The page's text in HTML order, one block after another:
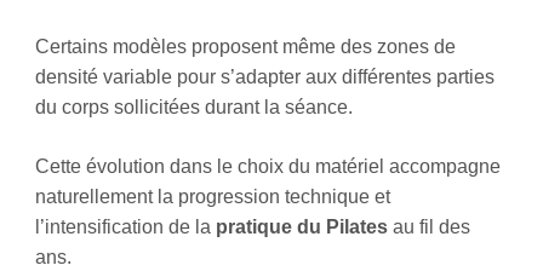
Certains modèles proposent même des zones de
densité variable pour s’adapter aux différentes parties
du corps sollicitées durant la séance.
Cette évolution dans le choix du matériel accompagne
naturellement la progression technique et
l’intensification de la pratique du Pilates au fil des
ans.